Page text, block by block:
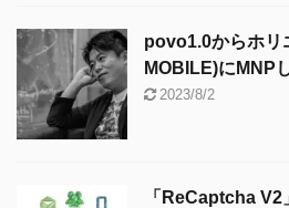
povo1.0からホリ
MOBILE)にMNP
2023/8/2
「ReCaptcha V2